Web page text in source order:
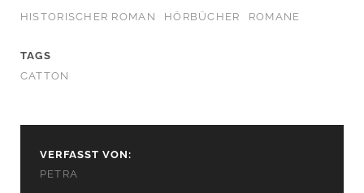
HISTORISCHER ROMAN
HÖRBÜCHER ROMANE
TAGS
CATTON
VERFASST VON:
PETRA